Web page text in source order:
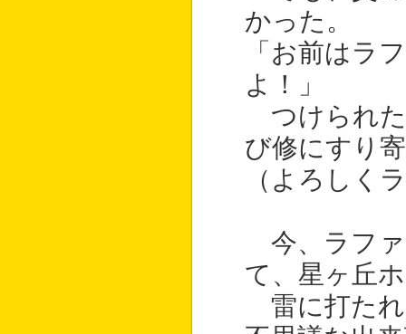
かった。
「お前はラ
よ！」
つけられた
び修にすり
（よろしく
今、ラファ
て、星ヶ丘
雷に打たれ